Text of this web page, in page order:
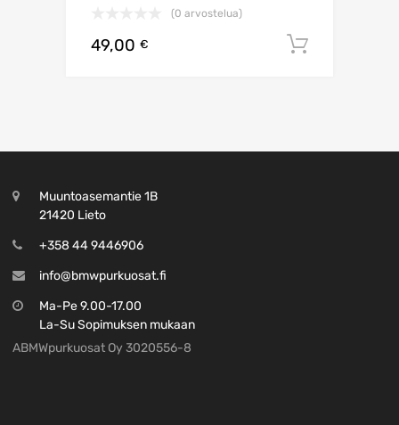
(0 arvostelua)
49,00 €
Muuntoasemantie 1B
21420 Lieto
+358 44 9446906
info@bmwpurkuosat.fi
Ma-Pe 9.00-17.00
La-Su Sopimuksen mukaan
ABMWpurkuosat Oy 3020556-8